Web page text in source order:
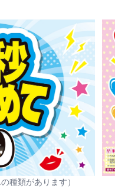
種類があります）